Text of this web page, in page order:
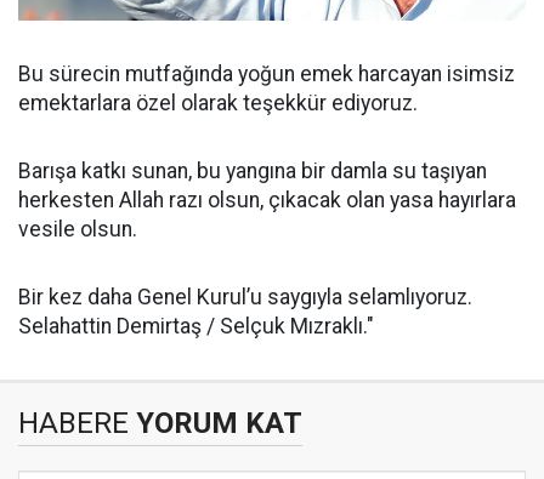
Bu sürecin mutfağında yoğun emek harcayan isimsiz
emektarlara özel olarak teşekkür ediyoruz.
Barışa katkı sunan, bu yangına bir damla su taşıyan
herkesten Allah razı olsun, çıkacak olan yasa hayırlara
vesile olsun.
Bir kez daha Genel Kurul’u saygıyla selamlıyoruz.
Selahattin Demirtaş / Selçuk Mızraklı."
HABERE YORUM KAT